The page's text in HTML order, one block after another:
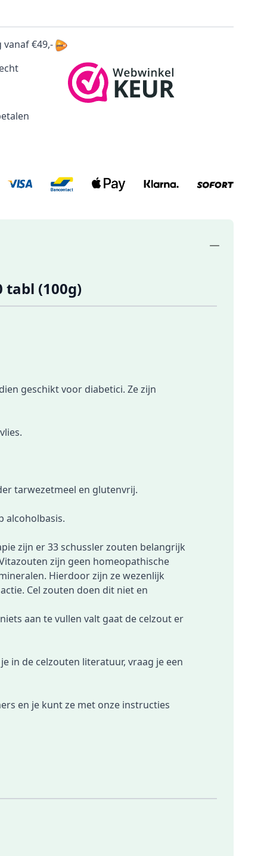
€49,-
tabl (100g)
geschikt voor diabetici. Ze zijn
tarwezetmeel en glutenvrij.
alcoholbasis.
zijn er 33 schussler zouten belangrijk
zijn geen homeopathische
Hierdoor zijn ze wezenlijk
Cel zouten doen dit niet en
aan te vullen valt gaat de celzout er
in de celzouten literatuur, vraag je een
en je kunt ze met onze instructies